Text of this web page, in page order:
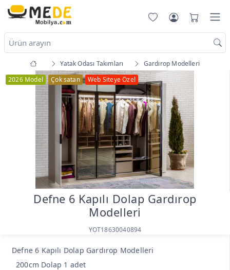
Yatak Odası Takımları
Gardırop Modelleri
2026 Model
Çok satan Web Siteye Özel
Defne 6 Kapılı Dolap Gardırop
Modelleri
YOT18630040894
Defne 6 Kapılı Dolap Gardırop Modelleri
200cm Dolap 1 adet